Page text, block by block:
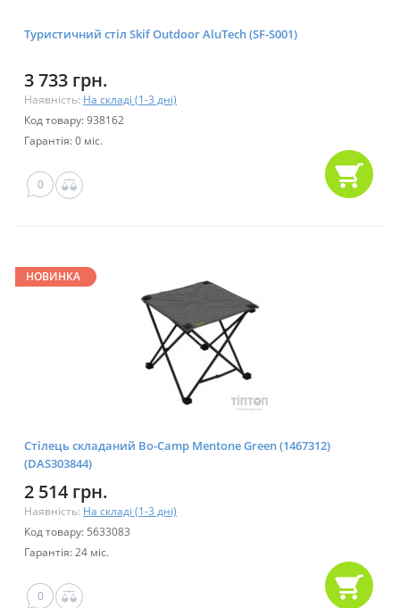
Туристичний стіл Skif Outdoor AluTech (SF-S001)
3 733 грн.
Наявність: На складі (1-3 дні)
Код товару: 938162
Гарантія: 0 міс.
0
НОВИНКА
Стілець складаний Bo-Camp Mentone Green (1467312)
(DAS303844)
2 514 грн.
Наявність: На складі (1-3 дні)
Код товару: 5633083
Гарантія: 24 міс.
0